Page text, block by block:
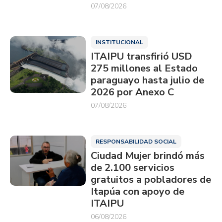
07/08/2026
INSTITUCIONAL
ITAIPU transfirió USD
275 millones al Estado
paraguayo hasta julio de
2026 por Anexo C
07/08/2026
RESPONSABILIDAD SOCIAL
Ciudad Mujer brindó más
de 2.100 servicios
gratuitos a pobladores de
Itapúa con apoyo de
ITAIPU
06/08/2026